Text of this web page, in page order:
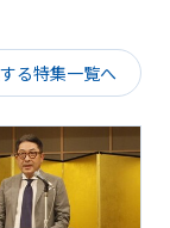
る特集一覧へ